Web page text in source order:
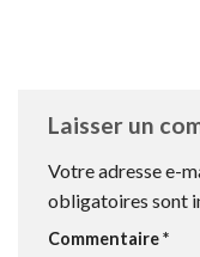
Laisser un
Votre adresse e-
obligatoires sont
Commentaire*